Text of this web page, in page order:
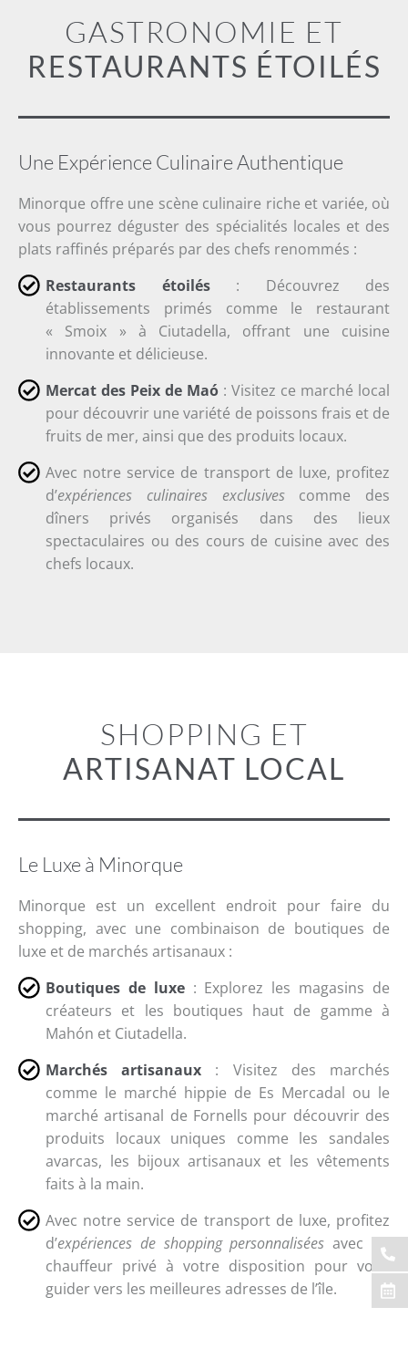
GASTRONOMIE ET
RESTAURANTS ÉTOILÉS
Une Expérience Culinaire Authentique
Minorque offre une scène culinaire riche et variée, où
vous pourrez déguster des spécialités locales et des
plats raffinés préparés par des chefs renommés :
Restaurants étoilés: Découvrez des
établissements primés comme le restaurant
« Smoix » à Ciutadella, offrant une cuisine
innovante et délicieuse.
Mercat des Peix de Maó : Visitez ce marché local
pour découvrir une variété de poissons frais et de
fruits de mer, ainsi que des produits locaux.
Avec notre service de transport de luxe, profitez
d’expériences culinaires exclusivescomme des
dîners privés organisés dans des lieux
spectaculaires ou des cours de cuisine avec des
chefs locaux.
SHOPPING ET
ARTISANAT LOCAL
Le Luxe à Minorque
Minorque est un excellent endroit pour faire du
shopping, avec une combinaison de boutiques de
luxe et de marchés artisanaux :
Boutiques de luxe: Explorez les magasins de
créateurs et les boutiques haut de gamme à
Mahón et Ciutadella.
Marchés artisanaux : Visitez des marchés
comme le marché hippie de Es Mercadal ou le
marché artisanal de Fornells pour découvrir des
produits locaux uniques comme les sandales
avarcas, les bijoux artisanaux et les vêtements
faits à la main.
Avec notre service de transport de luxe, profitez
d’expériences de shopping personnalisées avec un
chauffeur privé à votre disposition pour vous
guider vers les meilleures adresses de l’île.